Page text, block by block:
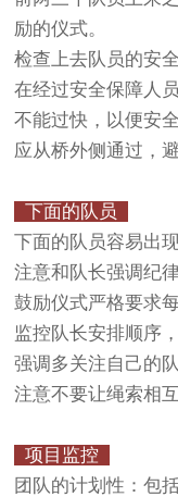
励的仪式。
检查上去队员的安
在经过安全保障人
不能过快，以便安
应从桥外侧通过，
下面的队员
下面的队员容易出
注意和队长强调纪
鼓励仪式严格要求
监控队长安排顺序
强调多关注自己的队
注意不要让绳索相互
项目监控
团队的计划性：包